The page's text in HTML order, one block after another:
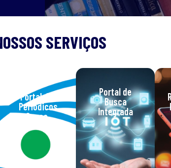
SERVIÇOS
Portal de
Periódicos
Capes
Portal de
Busca
Integrada